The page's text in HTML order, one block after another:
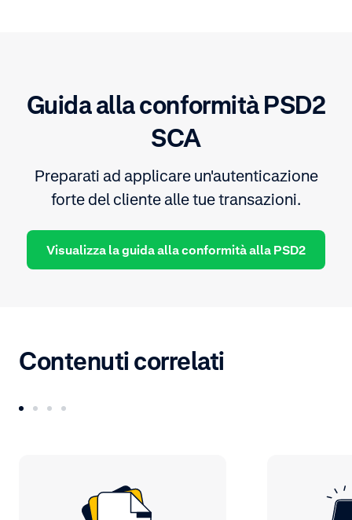
Guida alla conformità PSD2
SCA
Preparati ad applicare un'autenticazione
forte del cliente alle tue transazioni.
Visualizza la guida alla conformità alla PSD2
Contenuti correlati